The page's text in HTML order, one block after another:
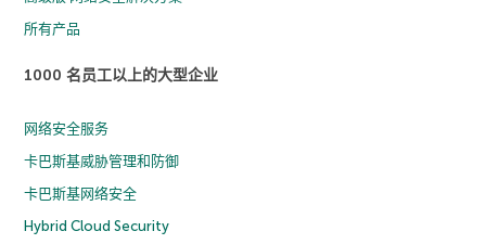
所有产品
1000 名员工以上的大型企业
网络安全服务
卡巴斯基威胁管理和防御
卡巴斯基网络安全
Hybrid Cloud Security